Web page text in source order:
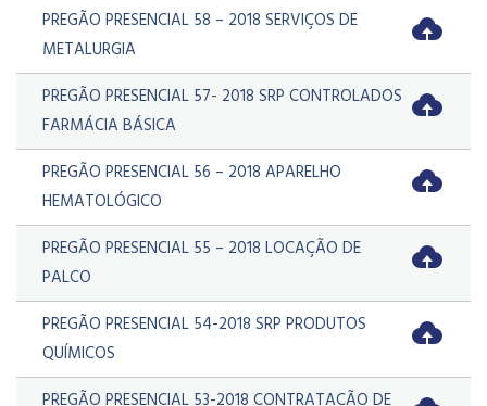
PREGÃO PRESENCIAL 58 – 2018 SERVIÇOS DE
METALURGIA
PREGÃO PRESENCIAL 57- 2018 SRP CONTROLADOS
FARMÁCIA BÁSICA
PREGÃO PRESENCIAL 56 – 2018 APARELHO
HEMATOLÓGICO
PREGÃO PRESENCIAL 55 – 2018 LOCAÇÃO DE
PALCO
PREGÃO PRESENCIAL 54-2018 SRP PRODUTOS
QUÍMICOS
PREGÃO PRESENCIAL 53-2018 CONTRATAÇÃO DE